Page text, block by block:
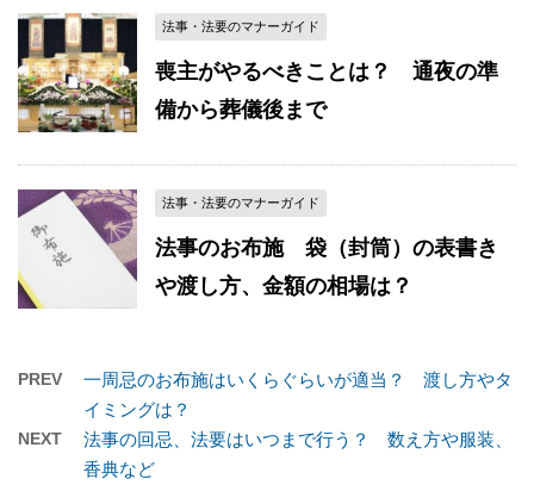
法事・法要のマナーガイド
喪主がやるべきことは？ 通夜の準
備から葬儀後まで
法事・法要のマナーガイド
法事のお布施 袋（封筒）の表書き
や渡し方、金額の相場は？
PREV
一周忌のお布施はいくらぐらいが適当？ 渡し方やタ
イミングは？
NEXT
法事の回忌、法要はいつまで行う？ 数え方や服装、
香典など